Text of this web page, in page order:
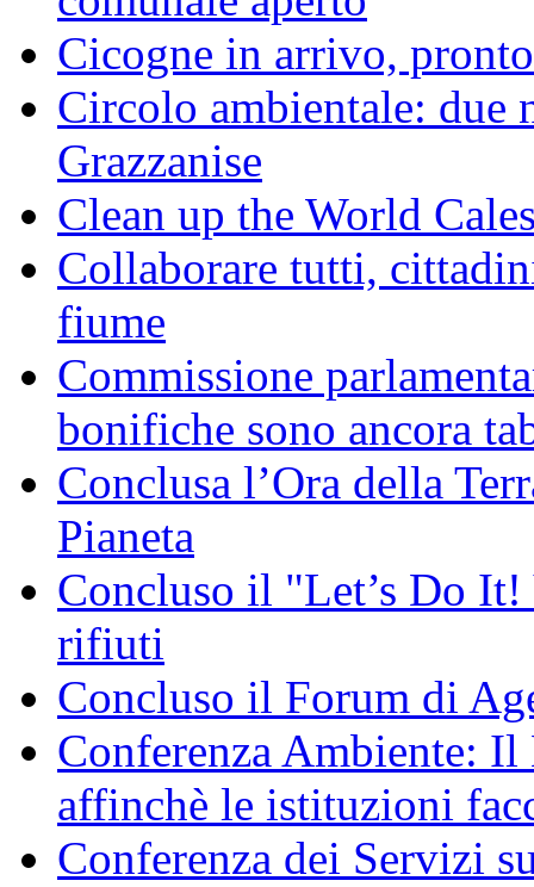
Cicogne in arrivo,
Circolo ambientale: due
Grazzanise
Clean up the World
Collaborare tutti,
fiume
Commissione
bonifiche sono ancora
Conclusa l’Ora della
Pianeta
Concluso il "Let’s Do
rifiuti
Concluso il Forum di
Conferenza Ambiente:
affinchè le istituzioni
Conferenza dei Servizi